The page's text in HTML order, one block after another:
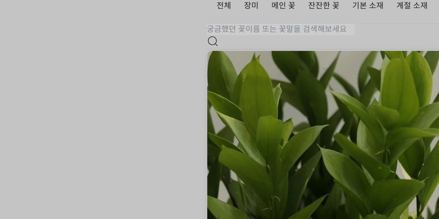
전체 장미 메인 꽃 잔잔한 꽃 기본 소재 계절 소재